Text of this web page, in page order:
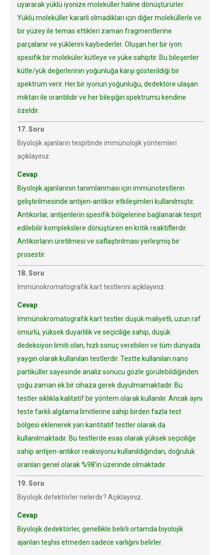
uyararak yüklü iyonize moleküller haline dönüştürürler.
Yüklü moleküller kararlı olmadıkları için diğer moleküllerle ve
bir yüzey ile temas ettikleri zaman fragmentlerine
parçalanır ve yüklerini kaybederler. Oluşan her bir iyon
spesifik bir moleküler kütleye ve yüke sahiptir. Bu bileşenler
kütle/yük değerlerinin yoğunluğa karşı gösterildiği bir
spektrum verir. Her bir iyonun yoğunluğu, dedektöre ulaşan
miktarı ile orantılıdır ve her bileşiğin spektrumu kendine
özeldir.
17. Soru
Biyolojik ajanların tespitinde immünolojik yöntemleri
açıklayınız.
Cevap
Biyolojik ajanlarının tanımlanması için immünotestlerin
geliştirilmesinde antijen-antikor etkileşimleri kullanılmıştır.
Antikorlar, antijenlerin spesifik bölgelerine bağlanarak tespit
edilebilir komplekslere dönüştüren en kritik reaktiflerdir.
Antikorların üretilmesi ve saflaştırılması yerleşmiş bir
prosestir.
18. Soru
İmmünokromatografik kart testlerini açıklayınız.
Cevap
İmmünokromatografik kart testler düşük maliyetli, uzun raf
ömürlü, yüksek duyarlılık ve seçiciliğe sahip, düşük
dedeksiyon limiti olan, hızlı sonuç verebilen ve tüm dünyada
yaygın olarak kullanılan testlerdir. Testte kullanılan nano
partiküller sayesinde analiz sonucu gözle görülebildiğinden
çoğu zaman ek bir cihaza gerek duyulmamaktadır. Bu
testler sıklıkla kalitatif bir yöntem olarak kullanılır. Ancak aynı
teste farklı algılama limitlerine sahip birden fazla test
bölgesi eklenerek yarı kantitatif testler olarak da
kullanılmaktadır. Bu testlerde esas olarak yüksek seçiciliğe
sahip antijen-antikor reaksiyonu kullanıldığından, doğruluk
oranları genel olarak %98’in üzerinde olmaktadır.
19. Soru
Biyolojik detektörler nelerdir? Açıklayınız.
Cevap
Biyolojik dedektörler, genellikle belirli ortamda biyolojik
ajanları teşhis etmeden sadece varlığını belirler.